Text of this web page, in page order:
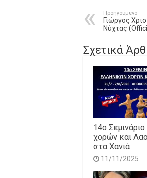
Προηγούμενο
Γιώργος
Νύχτας
Σχετικά
14o
χορών και
στα Χανιά
11/11/2025